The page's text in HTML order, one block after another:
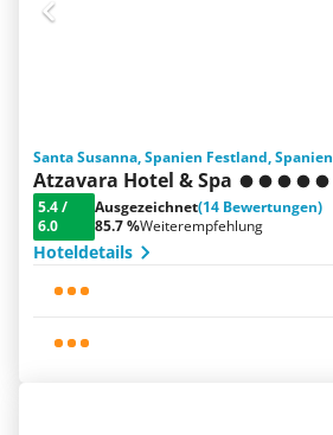
Santa Susanna, Spanien Festland, Spanien
Atzavara Hotel & Spa
5.4/
6.0
Ausgezeichnet(14 Bewertungen)
85.7 %Weiterempfehlung
Hoteldetails